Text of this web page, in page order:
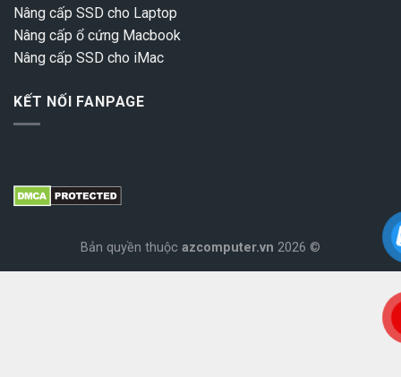
Nâng cấp SSD cho Laptop
Nâng cấp ổ cứng Macbook
Nâng cấp SSD cho iMac
KẾT NỐI FANPAGE
Bản quyền thuộc azcomputer.vn 2026 ©